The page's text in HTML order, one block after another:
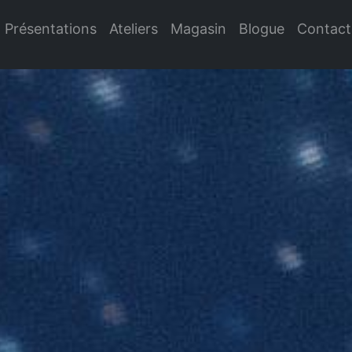
Présentations Ateliers Magasin Blogue Contact